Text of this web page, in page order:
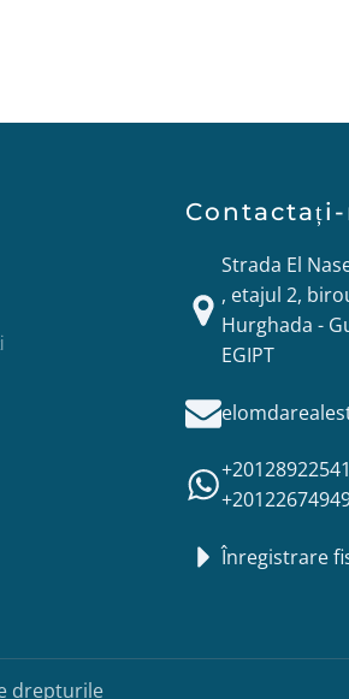
Strada El
, etajul 2,
Hurghada -
EGIPT
Înregistrare
drepturile